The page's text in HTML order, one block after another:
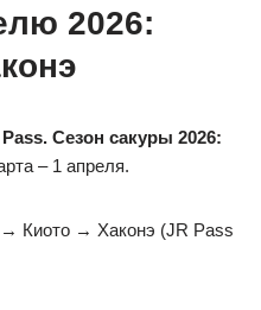
2026:
Сезон сакуры 2026:
– 1 апреля.
Киото → Хаконэ (JR Pass